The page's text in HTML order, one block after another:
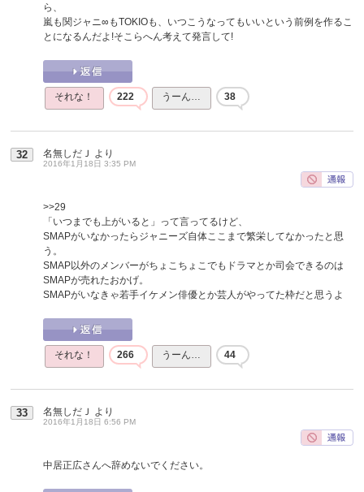
ら、
嵐も関ジャニ∞もTOKIOも、いつこうなってもいいという前例を作るこ
とになるんだよ!そこらへん考えて発言して!
それな！ 222 うーん… 38
32 名無しだＪ より
2016年1月18日 3:35 PM
>>29
「いつまでも上がいると」って言ってるけど、
SMAPがいなかったらジャニーズ自体ここまで繁栄してなかったと思
う。
SMAP以外のメンバーがちょこちょこでもドラマとか司会できるのは
SMAPが売れたおかげ。
SMAPがいなきゃ若手イケメン俳優とか芸人がやってた枠だと思うよ
それな！ 266 うーん… 44
33 名無しだＪ より
2016年1月18日 6:56 PM
中居正広さんへ辞めないでください。